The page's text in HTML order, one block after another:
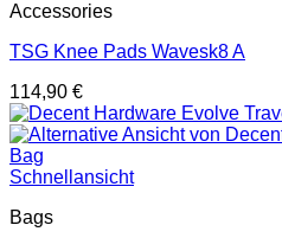
Accessories
TSG Knee Pads Wavesk8 A
114,90 €
Schnellansicht
Bags